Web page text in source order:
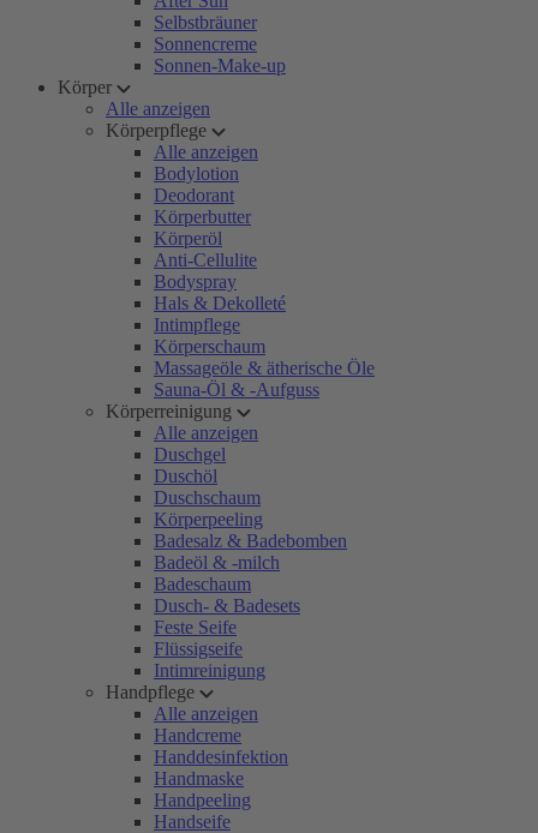
Selbstbräuner
Sonnencreme
Sonnen-Make-up
Körper
Alle anzeigen
Körperpflege
Alle anzeigen
Bodylotion
Deodorant
Körperbutter
Körperöl
Anti-Cellulite
Bodyspray
Hals & Dekolleté
Intimpflege
Körperschaum
Massageöle & ätherische Öle
Sauna-Öl & -Aufguss
Körperreinigung
Alle anzeigen
Duschgel
Duschöl
Duschschaum
Körperpeeling
Badesalz & Badebomben
Badeöl & -milch
Badeschaum
Dusch- & Badesets
Feste Seife
Flüssigseife
Intimreinigung
Handpflege
Alle anzeigen
Handcreme
Handdesinfektion
Handmaske
Handpeeling
Handseife